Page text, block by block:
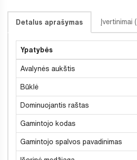
Detalus aprašymas Įvertinimai
Ypatybės
Avalynės aukštis
Būklė
Dominuojantis raštas
Gamintojo kodas
Gamintojo spalvos pavadinimas